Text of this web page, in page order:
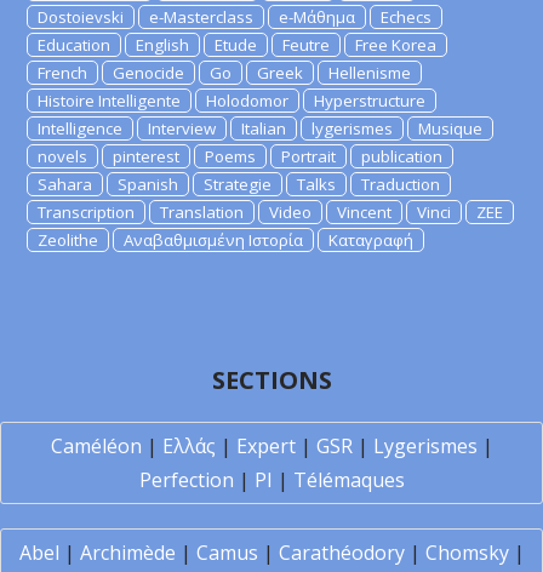
Dostoievski
e-Masterclass e-Μάθημα
Echecs
Education
English Etude Feutre
Free Korea
French
Genocide Go Greek
Hellenisme
Histoire Intelligente
Holodomor
Hyperstructure
Intelligence
Interview Italian lygerismes
Musique
novels
pinterest Poems Portrait
publication
Sahara
Spanish Strategie Talks
Traduction
Transcription
Translation Video Vincent Vinci
ZEE
Zeolithe
Αναβαθμισμένη Ιστορία Καταγραφή
SECTIONS
Caméléon | Ελλάς | Expert| GSR| Lygerismes |
Perfection | PI | Télémaques
Abel | Archimède | Camus | Carathéodory| Chomsky|